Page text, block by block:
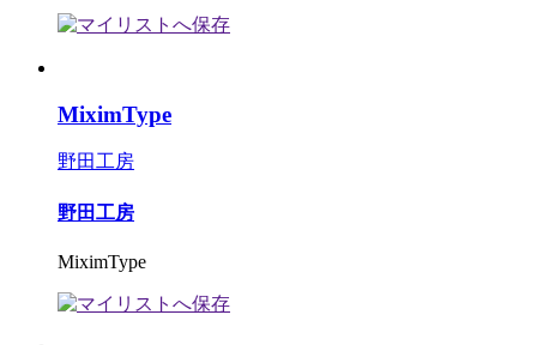
MiximType
野田工房
野田工房
MiximType